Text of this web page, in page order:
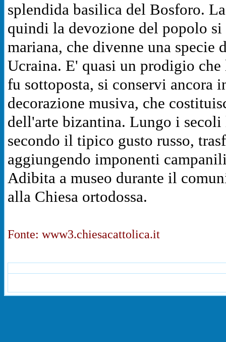
splendida basilica del Bosforo.
quindi la devozione del popolo
mariana, che divenne una
Ucraina. E' quasi un prodigio
fu sottoposta, si conservi ancora
decorazione musiva, che
dell'arte bizantina. Lungo i secoli
secondo il tipico gusto russo,
aggiungendo imponenti
Adibita a museo durante il
alla Chiesa ortodossa.
Fonte: www3.chiesacattolica.it